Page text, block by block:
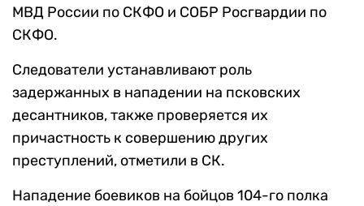
МВД России по СКФО и СОБР Росгвардии по
СКФО.
Следователи устанавливают роль
задержанных в нападении на псковских
десантников, также проверяется их
причастность к совершению других
преступлений, отметили в СК.
Нападение боевиков на бойцов 104-го полка